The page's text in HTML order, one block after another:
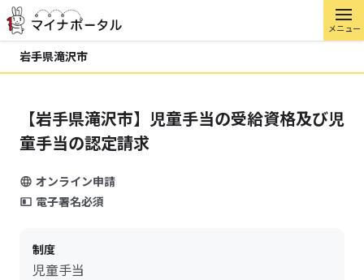
メニュー
岩手県滝沢市
【岩手県滝沢市】児童手当の受給資格及び児
童手当の認定請求
オンライン申請
電子署名必須
制度
児童手当